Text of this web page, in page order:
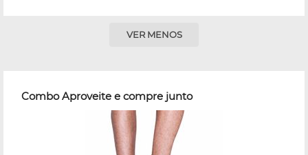
VER MENOS
Combo Aproveite e compre junto